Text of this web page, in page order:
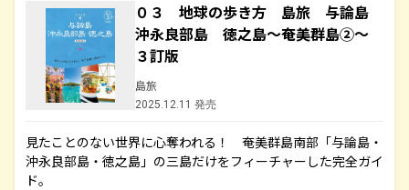
０３ 地球の歩き方 島旅 与論島
沖永良部島 徳之島～奄美群島②～
３訂版
島旅
2025.12.11 発売
見たことのない世界に心奪われる！ 奄美群島南部「与論島・
沖永良部島・徳之島」の三島だけをフィーチャーした完全ガイ
ド。